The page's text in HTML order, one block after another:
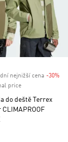
nejnižší cena -30%
price
do deště Terrex